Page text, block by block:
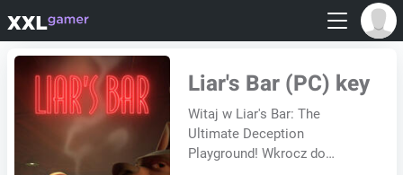
Liar's Bar (PC) key
Witaj w Liar's Bar: The
Ultimate Deception
Playground! Wkrocz do